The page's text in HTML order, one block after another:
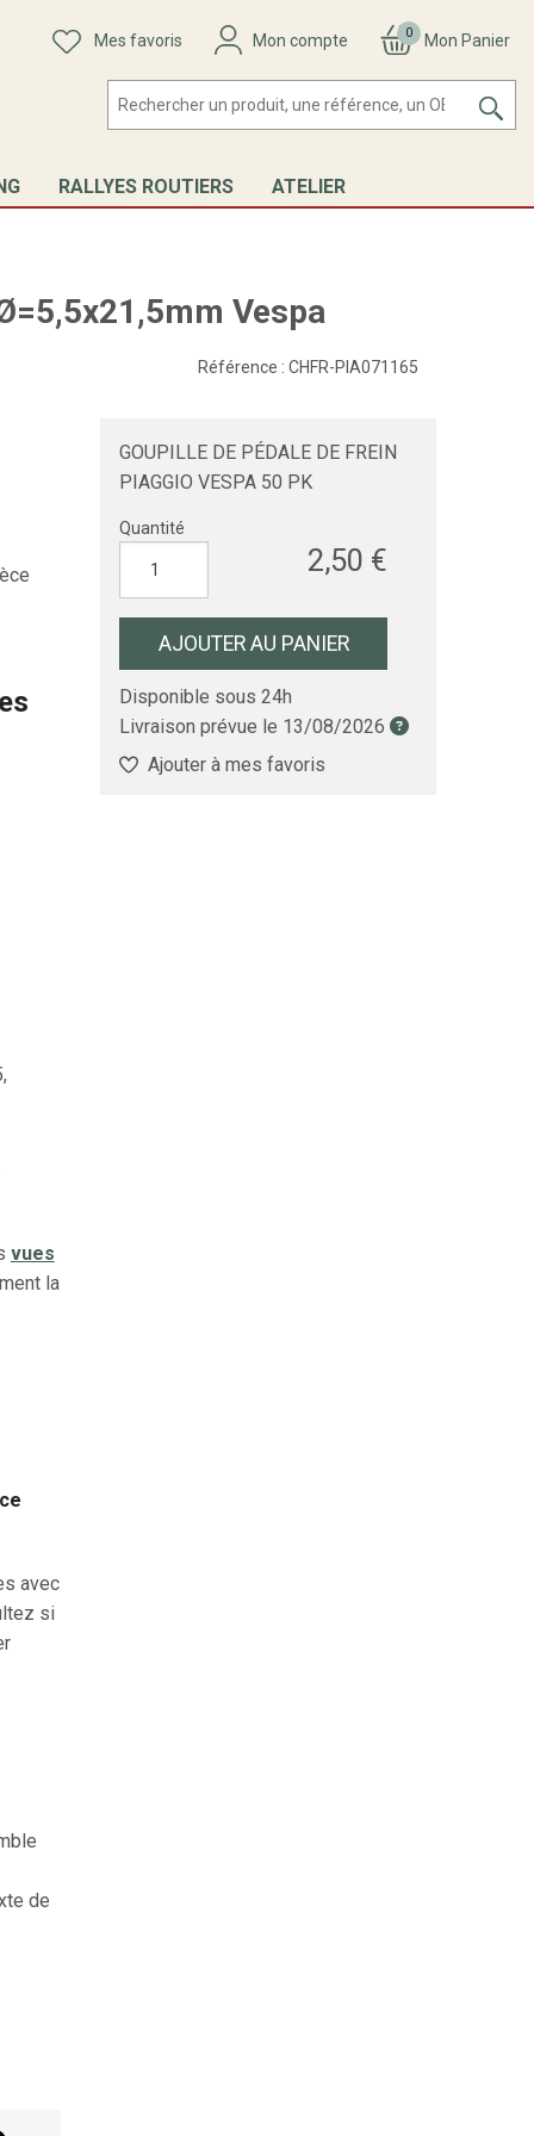
Mes favoris Mon compte 0 Mon Panier
RALLYES ROUTIERS ATELIER
Vespa
Référence : CHFR-PIA071165
GOUPILLE DE PÉDALE DE FREIN
PIAGGIO VESPA 50 PK
Quantité
2,50 €
AJOUTER AU PANIER
Disponible sous 24h
Livraison prévue le 13/08/2026
Ajouter à mes favoris
vues
la
avec
si
de